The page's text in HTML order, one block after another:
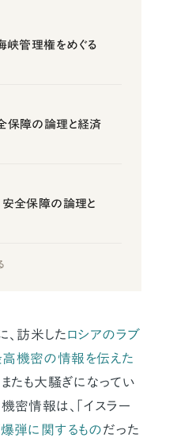
峡管理権をめぐる
障の論理と経済
全保障の論理と
、訪米したロシアのラブ
高機密の情報を伝えた
またも大騒ぎになってい
密情報は、「イスラー
爆弾に関するものだった